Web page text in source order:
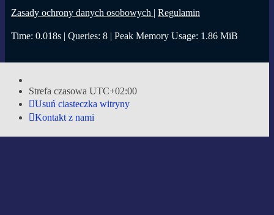
Strefa czasowa UTC+02:00
Usuń ciasteczka witryny
Kontakt z nami
Zasady ochrony danych osobowych | Regulamin
Time: 0.018s | Queries: 8 | Peak Memory Usage: 1.86 MiB
Strona główna